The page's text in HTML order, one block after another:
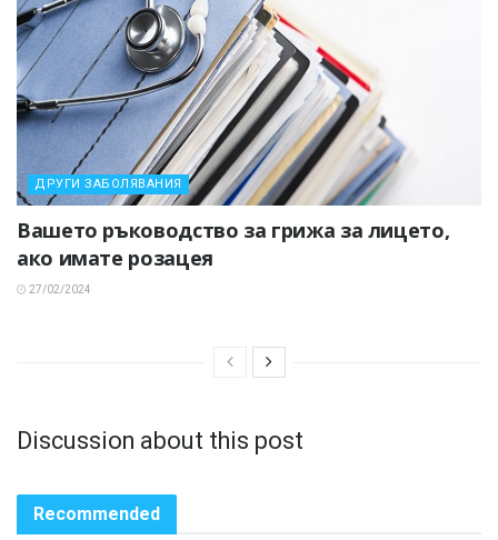
ДРУГИ ЗАБОЛЯВАНИЯ
Вашето ръководство за грижа за лицето,
ако имате розацея
27/02/2024
Discussion about this post
Recommended